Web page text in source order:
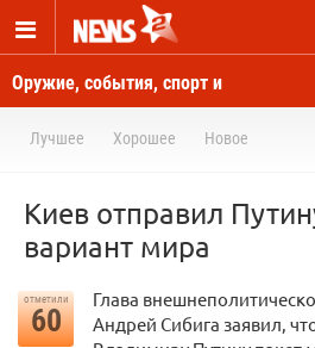
Оружие, события, спорт и
новости отовсюду
Лучшее Хорошее Новое
Киев отправил
вариант мира
отметили
60
Глава
Андрей Сибига заявил,